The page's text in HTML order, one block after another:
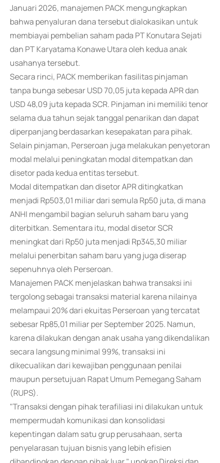
Januari 2026, manajemen PACK mengungkapkan
bahwa penyaluran dana tersebut dialokasikan untuk
membiayai pembelian saham pada PT Konutara Sejati
dan PT Karyatama Konawe Utara oleh kedua anak
usahanya tersebut.
Secara rinci, PACK memberikan fasilitas pinjaman
tanpa bunga sebesar USD 70,05 juta kepada APR dan
USD 48,09 juta kepada SCR. Pinjaman ini memiliki tenor
selama dua tahun sejak tanggal penarikan dan dapat
diperpanjang berdasarkan kesepakatan para pihak.
Selain pinjaman, Perseroan juga melakukan penyetoran
modal melalui peningkatan modal ditempatkan dan
disetor pada kedua entitas tersebut.
Modal ditempatkan dan disetor APR ditingkatkan
menjadi Rp503,01 miliar dari semula Rp50 juta, di mana
ANHI mengambil bagian seluruh saham baru yang
diterbitkan. Sementara itu, modal disetor SCR
meningkat dari Rp50 juta menjadi Rp345,30 miliar
melalui penerbitan saham baru yang juga diserap
sepenuhnya oleh Perseroan.
Manajemen PACK menjelaskan bahwa transaksi ini
tergolong sebagai transaksi material karena nilainya
melampaui 20% dari ekuitas Perseroan yang tercatat
sebesar Rp85,01 miliar per September 2025. Namun,
karena dilakukan dengan anak usaha yang dikendalikan
secara langsung minimal 99%, transaksi ini
dikecualikan dari kewajiban penggunaan penilai
maupun persetujuan Rapat Umum Pemegang Saham
(RUPS).
"Transaksi dengan pihak terafiliasi ini dilakukan untuk
mempermudah komunikasi dan konsolidasi
kepentingan dalam satu grup perusahaan, serta
penyelarasan tujuan bisnis yang lebih efisien